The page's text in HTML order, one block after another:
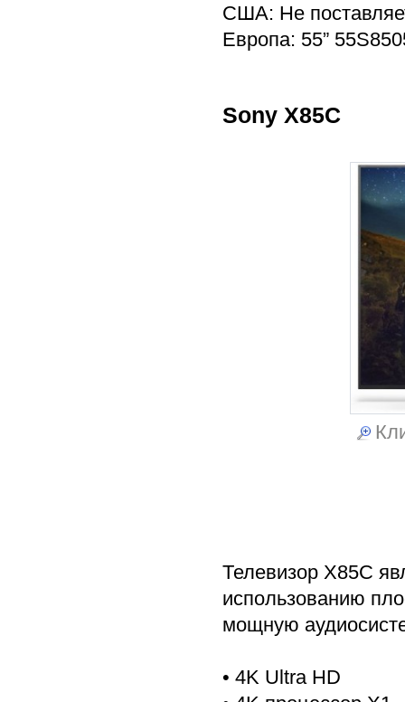
США: Не
Европа: 55”
Sony X85C
Телевизор X85C
использованию
мощную
• 4K Ultra HD